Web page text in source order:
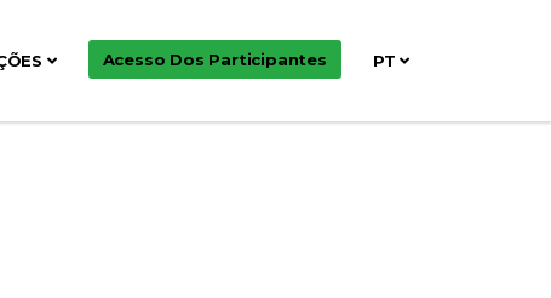
Acesso Dos Participantes PT